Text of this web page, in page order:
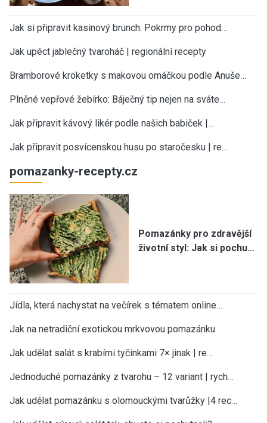
Jak si připravit kasinový brunch: Pokrmy pro pohod…
Jak upéct jablečný tvaroháč | regionální recepty
Bramborové kroketky s makovou omáčkou podle Anuše…
Plněné vepřové žebírko: Báječný tip nejen na sváte…
Jak připravit kávový likér podle našich babiček |…
Jak připravit posvícenskou husu po staročesku | re…
pomazanky-recepty.cz
Pomazánky pro zdravější
životní styl: Jak si pochu…
Jídla, která nachystat na večírek s tématem online…
Jak na netradiční exotickou mrkvovou pomazánku
Jak udělat salát s krabími tyčinkami 7× jinak | re…
Jednoduché pomazánky z tvarohu – 12 variant | rych…
Jak udělat pomazánku s olomouckými tvarůžky |4 rec…